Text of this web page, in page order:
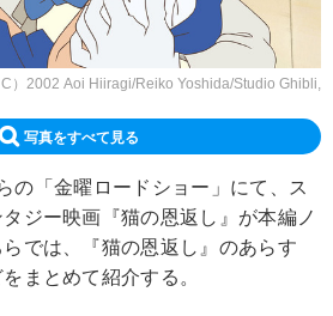
C）2002 Aoi Hiiragi/Reiko Yoshida/Studio Ghibli,
写真をすべて見る
の「金曜ロードショー」にて、ス
ジー映画『猫の恩返し』が本編ノ
では、『猫の恩返し』のあらす
まとめて紹介する。